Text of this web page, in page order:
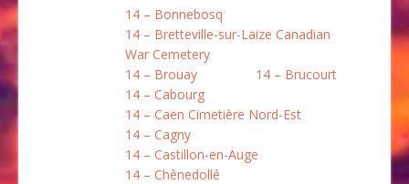
14 – Bonnebosq
14 – Bretteville-sur-Laize Canadian
War Cemetery
14 – Brouay
14 – Brucourt
14 – Cabourg
14 – Caen Cimetière Nord-Est
14 – Cagny
14 – Castillon-en-Auge
14 – Chênedollé